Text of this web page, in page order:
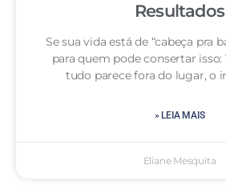
Resultados
Se sua vida está de “cabeça pra
para quem pode consertar isso:
tudo parece fora do lugar, o
» LEIA MAIS
Eliane Mesquita